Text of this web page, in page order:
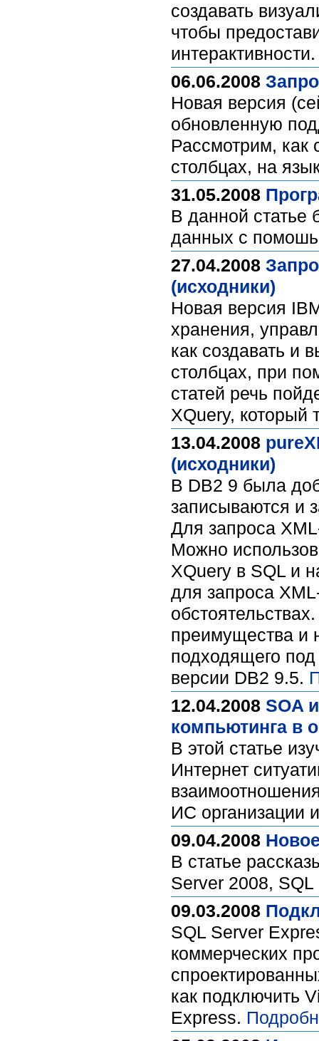
создавать
чтобы
06.06.2008
Новая версия
обновленную
Рассмотрим, как
столбцах, на
31.05.2008
В данной статье
данных с
27.04.2008
(исходники)
Новая версия
хранения,
как создавать и
столбцах, при
статей речь
XQuery, который
13.04.2008
(исходники)
В DB2 9 была
записываются и
Для запроса
Можно
XQuery в SQL и
для запроса
преимущества и
подходящего
версии DB2 9.5.
12.04.2008 SOA
компьютинга в
В этой статье
Интернет
ИС организации
09.04.2008
В статье
Server 2008,
09.03.2008
SQL Server
коммерческих
как подключить
Express.